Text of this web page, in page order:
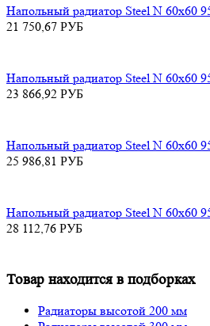
Напольный радиатор Steel N 60х60
21 750,67 РУБ
Напольный радиатор Steel N 60х60
23 866,92 РУБ
Напольный радиатор Steel N 60х60
25 986,81 РУБ
Напольный радиатор Steel N 60х60
28 112,76 РУБ
Товар находится в подборках
Радиаторы высотой 200 мм